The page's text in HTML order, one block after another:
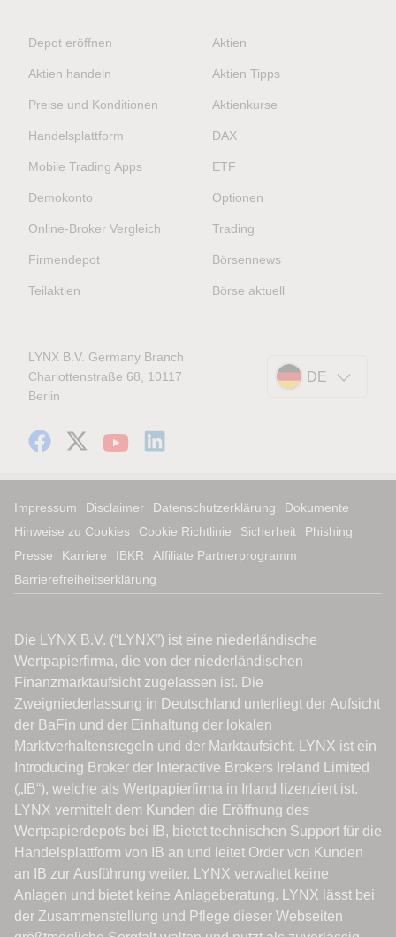
Depot eröffnen
Aktien handeln
Preise und Konditionen
Handelsplattform
Mobile Trading Apps
Demokonto
Online-Broker Vergleich
Firmendepot
Teilaktien
Aktien
Aktien Tipps
Aktienkurse
DAX
ETF
Optionen
Trading
Börsennews
Börse aktuell
LYNX B.V. Germany Branch
Charlottenstraße 68, 10117
Berlin
DE
Impressum Disclaimer Datenschutzerklärung
Dokumente
Hinweise zu Cookies
Cookie Richtlinie Sicherheit
Phishing
Presse
Karriere IBKR
Affiliate Partnerprogramm
Barrierefreiheitserklärung